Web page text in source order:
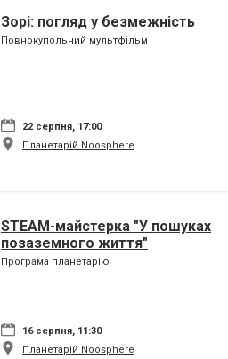
Зорі: погляд у безмежність
Повнокупольний мультфільм
22 серпня, 17:00
Планетарій Noosphere
STEAM-майстерка "У пошуках
позаземного життя"
Програма планетарію
16 серпня, 11:30
Планетарій Noosphere